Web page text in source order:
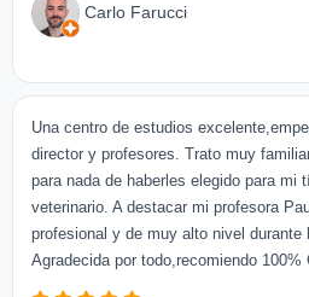
Carlo Farucci
Una centro de estudios
director y profesores. Trato muy
para nada de haberles elegido para mi
veterinario. A destacar mi profesora
profesional y de muy alto nivel durante
Agradecida por todo,recomiendo